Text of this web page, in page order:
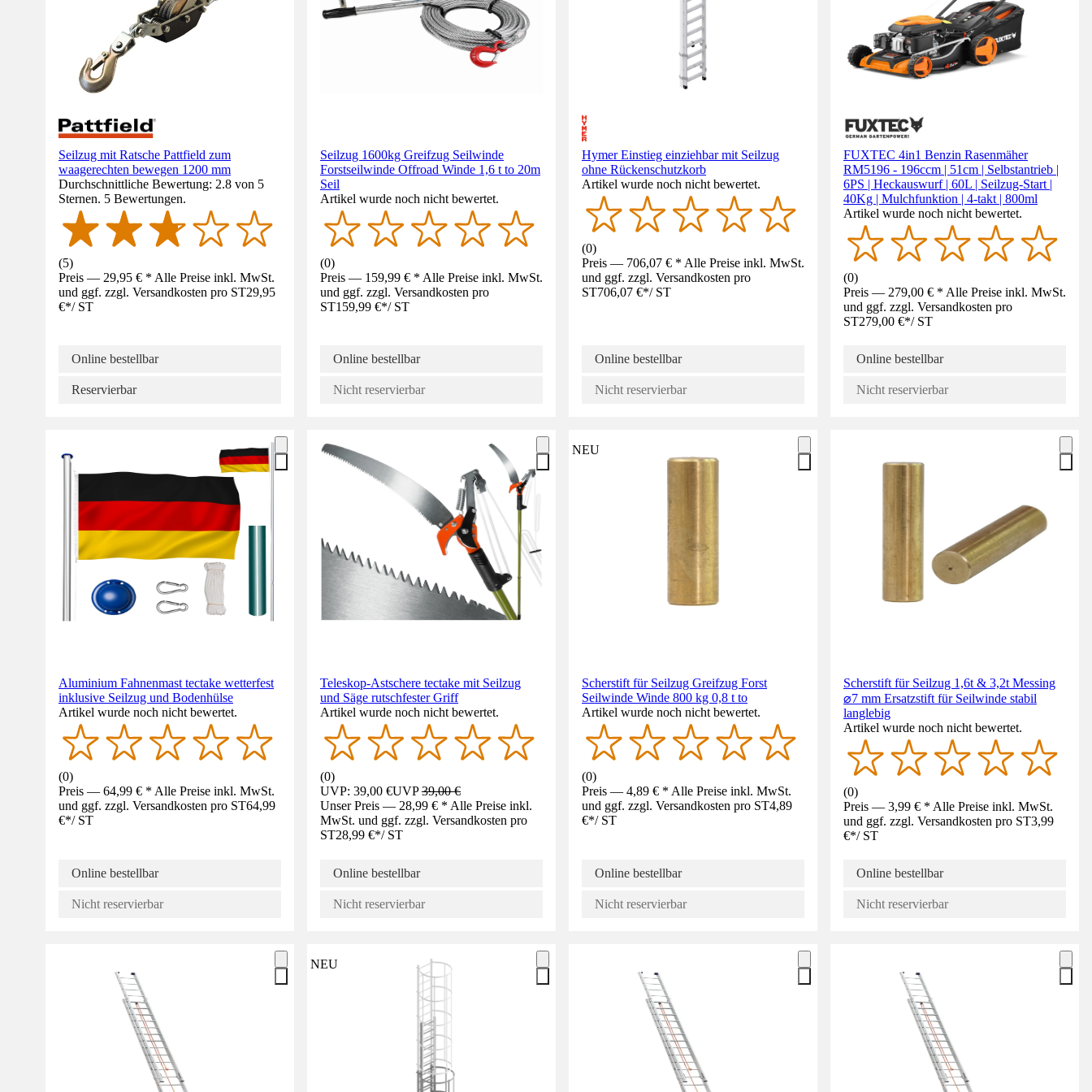
Seilzug mit Ratsche Pattfield zum
waagerechten bewegen 1200 mm
Durchschnittliche Bewertung: 2.8 von 5
Sternen. 5 Bewertungen.
(5)
Preis — 29,95 € * Alle Preise inkl. MwSt.
und ggf. zzgl. Versandkosten pro ST29,95
€*/ ST
Online bestellbar
Reservierbar
Seilzug 1600kg Greifzug Seilwinde
Forstseilwinde Offroad Winde 1,6 t to 20m
Seil
Artikel wurde noch nicht bewertet.
(0)
Preis — 159,99 € * Alle Preise inkl. MwSt.
und ggf. zzgl. Versandkosten pro
ST159,99 €*/ ST
Online bestellbar
Nicht reservierbar
Hymer Einstieg einziehbar mit Seilzug
ohne Rückenschutzkorb
Artikel wurde noch nicht bewertet.
(0)
Preis — 706,07 € * Alle Preise inkl. MwSt.
und ggf. zzgl. Versandkosten pro
ST706,07 €*/ ST
Online bestellbar
Nicht reservierbar
FUXTEC 4in1 Benzin Rasenmäher
RM5196 - 196ccm | 51cm | Selbstantrieb |
6PS | Heckauswurf | 60L | Seilzug-Start |
40Kg | Mulchfunktion | 4-takt | 800ml
Artikel wurde noch nicht bewertet.
(0)
Preis — 279,00 € * Alle Preise inkl. MwSt.
und ggf. zzgl. Versandkosten pro
ST279,00 €*/ ST
Online bestellbar
Nicht reservierbar
Aluminium Fahnenmast tectake wetterfest
inklusive Seilzug und Bodenhülse
Artikel wurde noch nicht bewertet.
(0)
Preis — 64,99 € * Alle Preise inkl. MwSt.
und ggf. zzgl. Versandkosten pro ST64,99
€*/ ST
Online bestellbar
Nicht reservierbar
Teleskop-Astschere tectake mit Seilzug
und Säge rutschfester Griff
Artikel wurde noch nicht bewertet.
(0)
UVP: 39,00 €UVP39,00 €
Unser Preis — 28,99 € * Alle Preise inkl.
MwSt. und ggf. zzgl. Versandkosten pro
ST28,99 €*/ ST
Online bestellbar
Nicht reservierbar
NEU
Scherstift für Seilzug Greifzug Forst
Seilwinde Winde 800 kg 0,8 t to
Artikel wurde noch nicht bewertet.
(0)
Preis — 4,89 € * Alle Preise inkl. MwSt.
und ggf. zzgl. Versandkosten pro ST4,89
€*/ ST
Online bestellbar
Nicht reservierbar
Scherstift für Seilzug 1,6t & 3,2t Messing
⌀7 mm Ersatzstift für Seilwinde stabil
langlebig
Artikel wurde noch nicht bewertet.
(0)
Preis — 3,99 € * Alle Preise inkl. MwSt.
und ggf. zzgl. Versandkosten pro ST3,99
€*/ ST
Online bestellbar
Nicht reservierbar
NEU